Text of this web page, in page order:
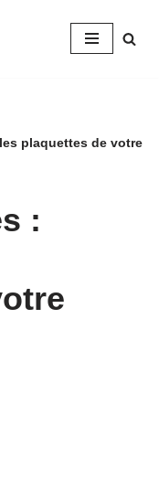
plaquettes de votre
: